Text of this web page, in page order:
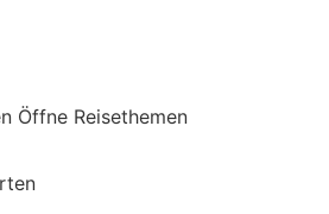
Öffne Reisethemen